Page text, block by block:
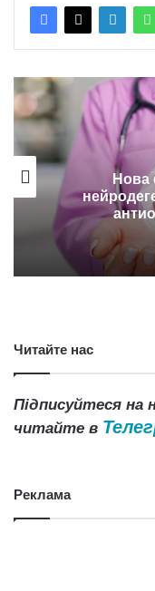
Нова
Читайте нас
Підписуйтеся на
читайте в
Реклама